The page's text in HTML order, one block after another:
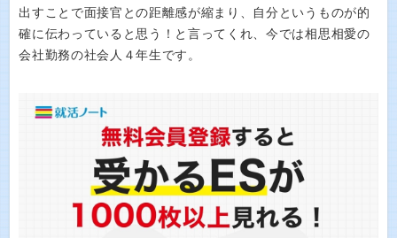
出すことで面接官との距離感が縮まり、自分というものが的
確に伝わっていると思う！と言ってくれ、今では相思相愛の
会社勤務の社会人４年生です。